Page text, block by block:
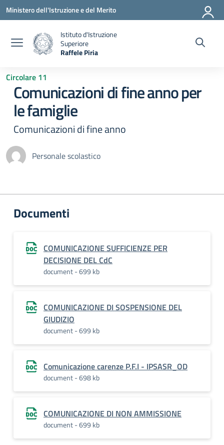
Vai ai contenuti
Vai al menu di navigazione
Vai al footer
Ministero dell'Istruzione e del Merito
Istituto d'Istruzione
Superiore
Raffele Piria
Circolare 11
Comunicazioni di fine anno per
le famiglie
Comunicazioni di fine anno
Personale scolastico
Documenti
COMUNICAZIONE SUFFICIENZE PER
DECISIONE DEL CdC
document - 699 kb
COMUNICAZIONE DI SOSPENSIONE DEL
GIUDIZIO
document - 699 kb
Comunicazione carenze P.F.I - IPSASR_OD
document - 698 kb
COMUNICAZIONE DI NON AMMISSIONE
document - 699 kb